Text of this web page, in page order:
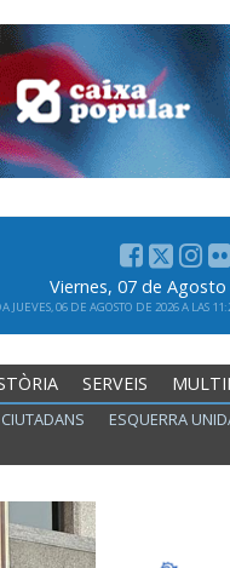
Viernes, 07 de
JUEVES, 06 DE AGOSTO DE 2026 A LAS
SERVEIS
CIUTADANS ESQUERRA